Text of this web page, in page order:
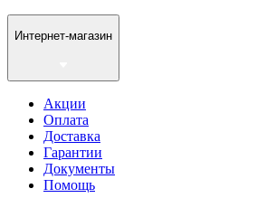
Интернет-магазин
Акции
Оплата
Доставка
Гарантии
Документы
Помощь